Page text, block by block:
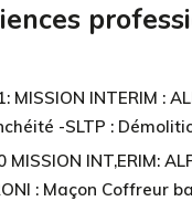
MISSION INTERIM :
-SLTP :
MISSION INT,ERIM:
: Maçon Coffreur